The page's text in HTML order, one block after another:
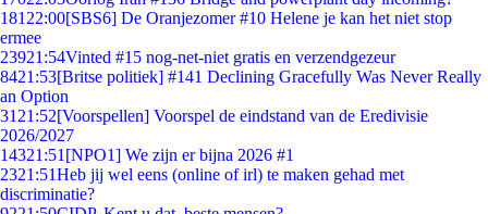
181 22:00[SBS6] De Oranjezomer #10 Helene je kan het niet stop
ermee
23921:54Vinted #15 nog-net-niet gratis en verzendgezeur
8421:53[Britse politiek] #141 Declining Gracefully Was Never Really
an Option
31 21:52[Voorspellen] Voorspel de eindstand van de Eredivisie
2026/2027
14321:51 [NPO1] We zijn er bijna 2026 #1
2321:51Heb jij wel eens (online of irl) te maken gehad met
discriminatie?